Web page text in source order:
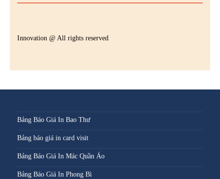
Innovation @ All rights reserved
Bảng Báo Giá In Bao Thư
Bảng báo giá in card visit
Bảng Báo Giá In Mác Quần Áo
Bảng Báo Giá In Phong Bì